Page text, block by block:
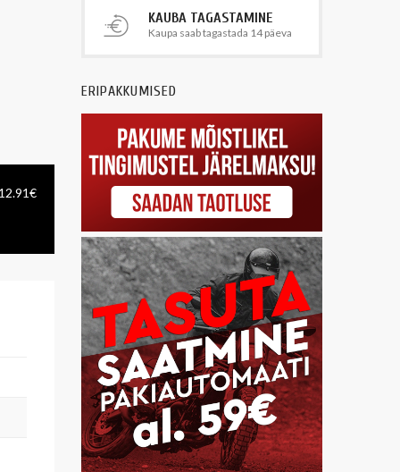
KAUBA TAGASTAMINE
Kaupa saab tagastada 14 päeva
ERIPAKKUMISED